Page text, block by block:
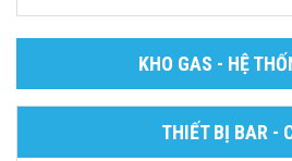
KHO GAS - HỆ
THIẾT BỊ BAR -